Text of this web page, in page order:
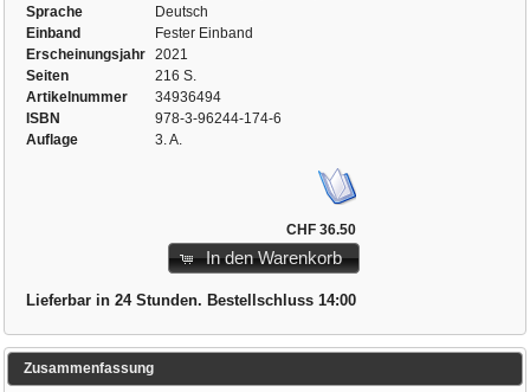
Sprache
Deutsch
Einband
Fester Einband
Erscheinungsjahr
2021
Seiten
216 S.
Artikelnummer
34936494
ISBN
978-3-96244-174-6
Auflage
3. A.
CHF 36.50
In den Warenkorb
Lieferbar in 24 Stunden. Bestellschluss 14:00
Zusammenfassung